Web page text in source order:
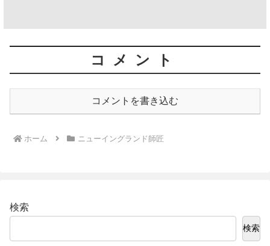
コメント
コメントを書き込む
ホーム ニューイングランド師匠
検索
検索